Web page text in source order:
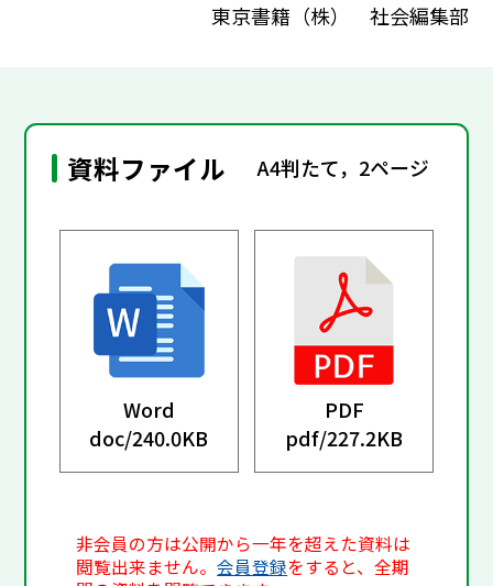
東京書籍（株） 社会編集部
資料ファイル A4判たて，2ページ
Word
doc/240.0KB
PDF
pdf/227.2KB
非会員の方は公開から一年を超えた資料は
閲覧出来ません。会員登録をすると、全期